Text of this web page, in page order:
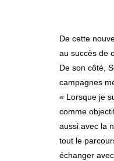
De cette
au succès de
De son côté,
campagnes
« Lorsque je
comme
aussi avec la
tout le
échanger